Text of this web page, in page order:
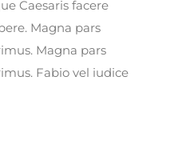
Caesaris facere
Magna pars
Magna pars
Fabio vel iudice